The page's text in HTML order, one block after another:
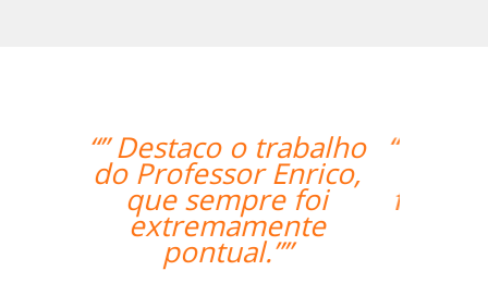
“”Os procedimentos da
Language Trainers
foram bastante fáceis.
Ser capaz de
coordenar as aulas